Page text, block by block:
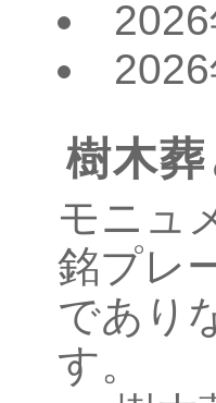
樹木
モニュ
銘プレ
であり
す。